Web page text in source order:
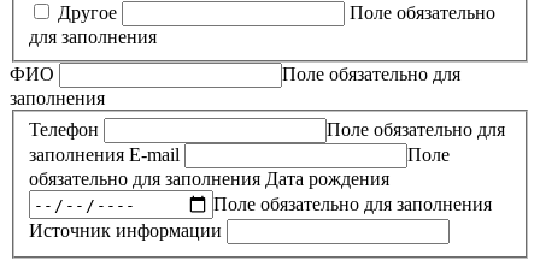
Другое
Поле обязательно
для заполнения
ФИО
Поле обязательно для
заполнения
Телефон
Поле обязательно для
заполнения E-mail
Поле
обязательно для заполнения Дата рождения
Поле обязательно для заполнения
Источник информации